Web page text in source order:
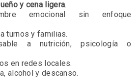
y cena ligera.
emocional sin enfoque
turnos y familias.
a nutrición, psicología o
en redes locales.
alcohol y descanso.